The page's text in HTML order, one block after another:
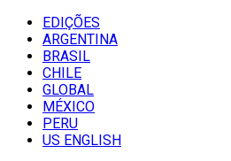
EDIÇÕES
ARGENTINA
BRASIL
CHILE
GLOBAL
MÉXICO
PERU
US ENGLISH